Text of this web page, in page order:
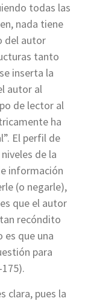
todas las
nada tiene
del autor
tanto
inserta la
autor al
de lector al
ha
El perfil de
de la
información
(o negarle),
que el autor
recóndito
es que una
para
clara, pues la